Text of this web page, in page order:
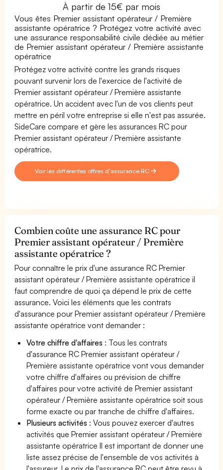
À partir de 15€ par mois
Vous êtes Premier assistant opérateur / Première
assistante opératrice ? Protégez votre activité avec
une assurance responsabilité civile dédiée au métier
de Premier assistant opérateur / Première assistante
opératrice
Protégez votre activité contre les grands risques
pouvant survenir lors de l'exercice de l'activité de
Premier assistant opérateur / Première assistante
opératrice. Un accident avec l'un de vos clients peut
mettre en péril votre entreprise si elle n'est pas assurée.
SideCare compare et gère les assurances RC pour
Premier assistant opérateur / Première assistante
opératrice.
Voir les différentes offres d'assurance RC
Combien coûte une assurance RC pour
Premier assistant opérateur / Première
assistante opératrice ?
Pour connaître le prix d'une assurance RC Premier
assistant opérateur / Première assistante opératrice il
faut comprendre de quoi ça dépend le prix de cette
assurance. Voici les éléments que les contrats
d'assurance pour Premier assistant opérateur / Première
assistante opératrice vont demander :
Votre chiffre d'affaires : Tous les contrats
d'assurance RC Premier assistant opérateur /
Première assistante opératrice vont vous demander
votre chiffre d'affaires ou prévision de chiffre
d'affaires pour votre activité de Premier assistant
opérateur / Première assistante opératrice soit sous
forme exacte ou par tranche de chiffre d'affaires.
Plusieurs activités : Vous pouvez exercer d'autres
activités que Premier assistant opérateur / Première
assistante opératrice Il est important de donner une
liste assez précise de l'ensemble de vos activités à